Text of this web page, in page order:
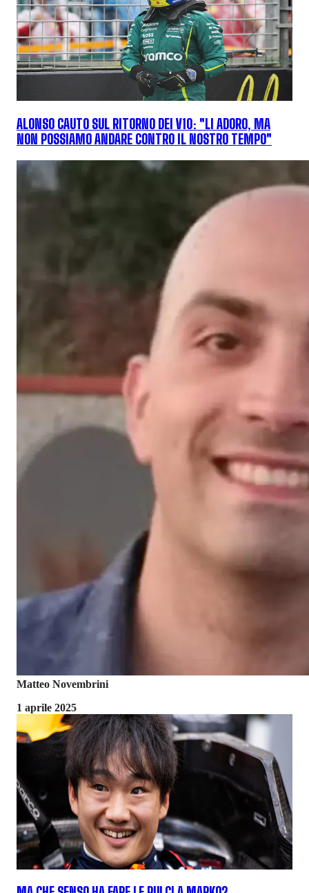
ALONSO CAUTO SUL RITORNO DEI V10: "LI ADORO, MA
NON POSSIAMO ANDARE CONTRO IL NOSTRO TEMPO"
Matteo Novembrini
1 aprile 2025